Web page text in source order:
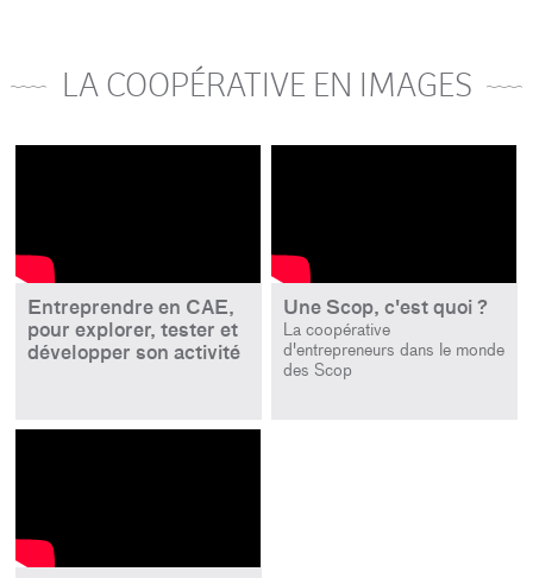
LA COOPÉRATIVE EN IMAGES
Entreprendre en CAE,
pour explorer, tester et
développer son activité
Une Scop, c'est quoi ?
La coopérative
d'entrepreneurs dans le monde
des Scop